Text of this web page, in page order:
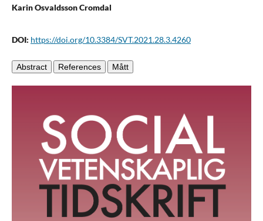
Karin Osvaldsson Cromdal
DOI: https://doi.org/10.3384/SVT.2021.28.3.4260
Abstract References Mått